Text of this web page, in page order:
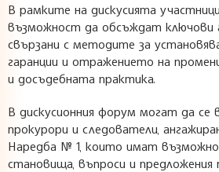
В рамките на дискусията
възможност да обсъждат ключови
свързани с методите за
гаранции и отражението на
и досъдебната практика.
В дискусионния форум могат да се
прокурори и следователи,
Наредба № 1, които имат
становища, въпроси и